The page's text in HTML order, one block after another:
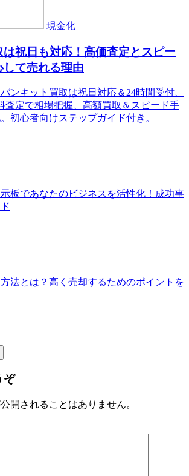
現金化
祝日も対応！高価査定とスピー
して売れる理由
ンキット買取は祝日対応＆24時間受付、
査定で相場把握、高額買取＆スピード手
初心者向けステップガイド付き。
板であなたのビジネスを活性化！成功事
法とは？高く売却するためのポイントを
ぞ
開されることはありません。